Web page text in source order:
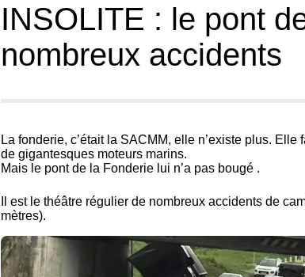
INSOLITE : le pont
nombreux accidents
La fonderie, c’était la SACMM, elle n’existe plus.
de gigantesques moteurs marins.
Mais le pont de la Fonderie lui n’a pas bougé .
Il est le théâtre régulier de nombreux accidents de
mètres).